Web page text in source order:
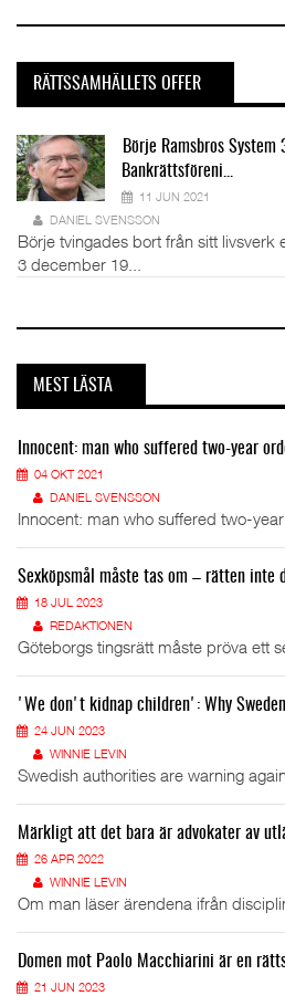
RÄTTSSAMHÄLLETS OFFER
Börje Ramsbros System
Bankrättsföreni...
11 JUN 2021
DANIEL SVENSSON
Börje tvingades bort från sitt livsverk
3 december 19...
MEST LÄSTA
Innocent: man who suffered two-year
04 OKT 2021
DANIEL SVENSSON
Innocent: man who suffered two-
Sexköpsmål måste tas om – rätten inte
18 JUL 2023
REDAKTIONEN
Göteborgs tingsrätt måste pröva ett
'We don't kidnap children': Why
24 JUN 2023
WINNIE LEVIN
Swedish authorities are warning
Märkligt att det bara är advokater av
26 APR 2022
WINNIE LEVIN
Om man läser ärendena ifrån
Domen mot Paolo Macchiarini är en
21 JUN 2023